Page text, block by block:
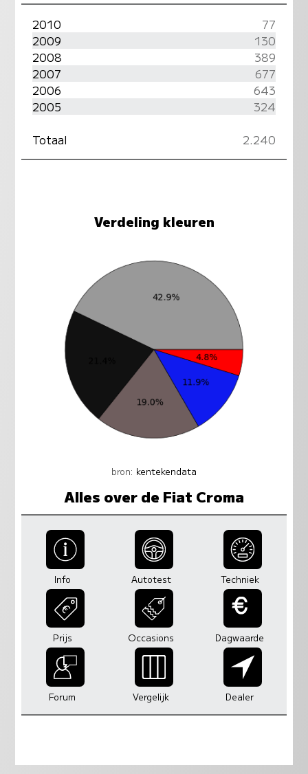
2010
77
2009
130
2008
389
2007
677
2006
643
2005
324
Totaal
2.240
Verdeling kleuren
bron: kentekendata
Alles over de Fiat Croma
Info Autotest Techniek
Prijs Occasions Dagwaarde
Forum Vergelijk Dealer